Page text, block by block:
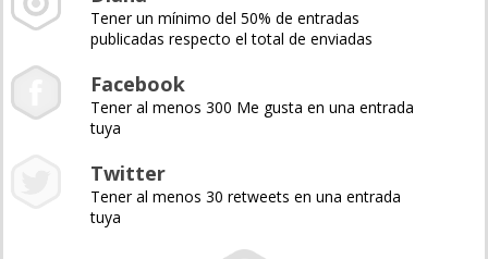
Tener un mínimo del 50% de entradas
publicadas respecto el total de enviadas
Facebook
Tener al menos 300 Me gusta en una entrada
tuya
Twitter
Tener al menos 30 retweets en una entrada
tuya